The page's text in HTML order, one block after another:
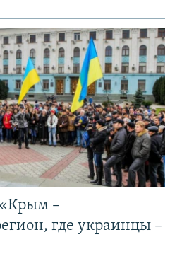
–
где украинцы –